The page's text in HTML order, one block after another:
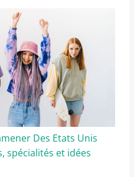
Des Etats Unis
spécialités et idées